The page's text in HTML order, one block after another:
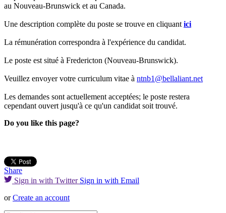
au Nouveau-Brunswick et au Canada.
Une description complète du poste se trouve en cliquant ici
La rémunération correspondra à l'expérience du candidat.
Le poste est situé à Fredericton (Nouveau-Brunswick).
Veuillez envoyer votre curriculum vitae à ntnb1@bellaliant.net
Les demandes sont actuellement acceptées; le poste restera
cependant ouvert jusqu'à ce qu'un candidat soit trouvé.
Do you like this page?
Share
Sign in with Twitter Sign in with Email
orCreate an account